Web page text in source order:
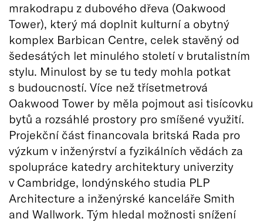
mrakodrapu z dubového dřeva (Oakwood
Tower), který má doplnit kulturní a obytný
komplex Barbican Centre, celek stavěný od
šedesátých let minulého století v brutalistním
stylu. Minulost by se tu tedy mohla potkat
s budoucností. Více než třísetmetrová
Oakwood Tower by měla pojmout asi tisícovku
bytů a rozsáhlé prostory pro smíšené využití.
Projekční část financovala britská Rada pro
výzkum v inženýrství a fyzikálních vědách za
spolupráce katedry architektury univerzity
v Cambridge, londýnského studia PLP
Architecture a inženýrské kanceláře Smith
and Wallwork. Tým hledal možnosti snížení